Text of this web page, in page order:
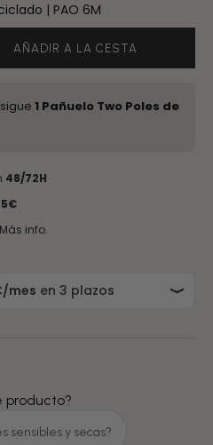
| PAO 6M
AÑADIR A LA CESTA
1 Pañuelo Two Poles de
48/72H
Más info.
producto?
sensibles y secas?